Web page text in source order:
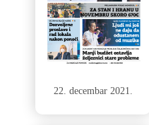
22. decembar 2021.